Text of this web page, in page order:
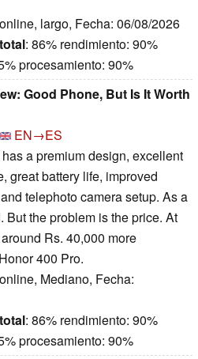
largo, Fecha: 06/08/2026
: 86% rendimiento: 90%
procesamiento: 90%
Good Phone, But Is It Worth
EN→ES
a premium design, excellent
great battery life, improved
telephoto camera setup. As a
the problem is the price. At
Rs. 40,000 more
400 Pro.
Mediano, Fecha:
: 86% rendimiento: 90%
procesamiento: 90%